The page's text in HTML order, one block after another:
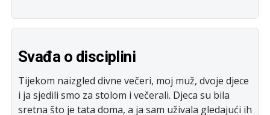
Svađa o disciplini
Tijekom naizgled divne večeri, moj muž, dvoje djece
i ja sjedili smo za stolom i večerali. Djeca su bila
sretna što je tata doma, a ja sam uživala gledajući ih